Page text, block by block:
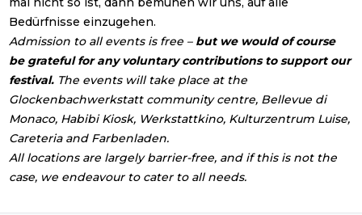
Bedürfnisse einzugehen.
Admission to all events is free – but we would of course
be grateful for any voluntary contributions to support our
festival. The events will take place at the
Glockenbachwerkstatt community centre, Bellevue di
Monaco, Habibi Kiosk, Werkstattkino, Kulturzentrum Luise,
Careteria and Farbenladen.
All locations are largely barrier-free, and if this is not the
case, we endeavour to cater to all needs.